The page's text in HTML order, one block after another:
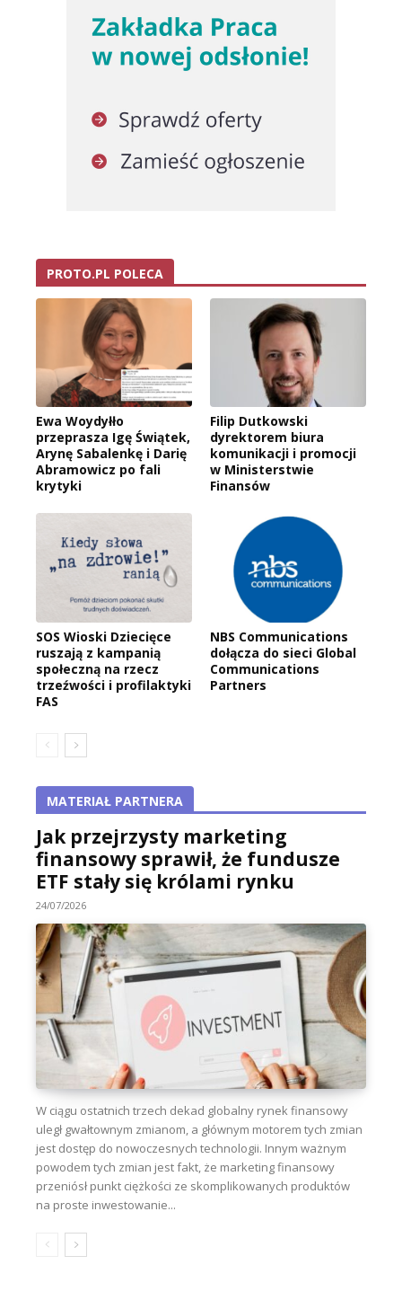
PROTO.PL POLECA
Ewa Woydyłło
przeprasza Igę Świątek,
Arynę Sabalenkę i Darię
Abramowicz po fali
krytyki
Filip Dutkowski
dyrektorem biura
komunikacji i promocji
w Ministerstwie
Finansów
SOS Wioski Dziecięce
ruszają z kampanią
społeczną na rzecz
trzeźwości i profilaktyki
FAS
NBS Communications
dołącza do sieci Global
Communications
Partners
MATERIAŁ PARTNERA
Jak przejrzysty marketing
finansowy sprawił, że fundusze
ETF stały się królami rynku
24/07/2026
W ciągu ostatnich trzech dekad globalny rynek finansowy
uległ gwałtownym zmianom, a głównym motorem tych zmian
jest dostęp do nowoczesnych technologii. Innym ważnym
powodem tych zmian jest fakt, że marketing finansowy
przeniósł punkt ciężkości ze skomplikowanych produktów
na proste inwestowanie...